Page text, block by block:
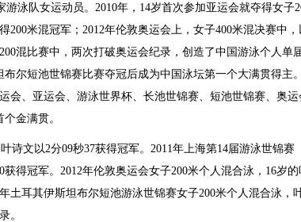
泳队女运动员。2010年，14岁首次参加亚运会就夺得女子
200米混冠军；2012年伦敦奥运会上，女子400米混决赛中，
混比赛中，两次打破奥运会纪录，创造了中国游泳个人单
尔短池世锦赛比赛夺冠后成为中国泳坛第一个大满贯得主。
会、亚运会、游泳世界杯、长池世锦赛、短池世锦赛、奥运
金满贯。
诗文以2分09秒37获得冠军。2011年上海第14届游泳世锦赛
得冠军。2012年伦敦奥运会女子200米个人混合泳，16岁的
土耳其伊斯坦布尔短池游泳世锦赛女子200米个人混合泳，
。